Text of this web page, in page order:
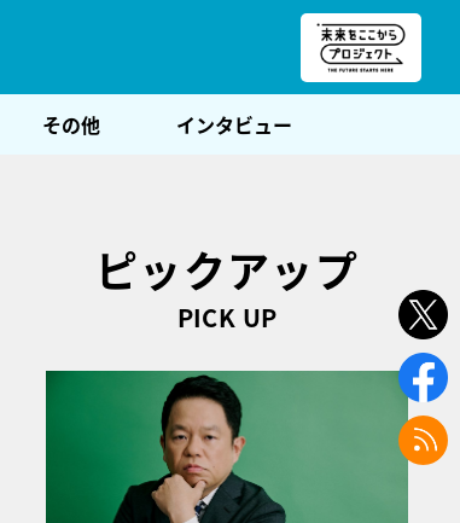
その他 インタビュー
ピックアップ
PICK UP